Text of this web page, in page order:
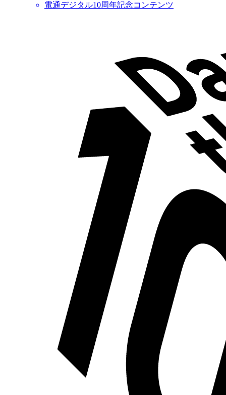
電通デジタル10周年記念コンテンツ